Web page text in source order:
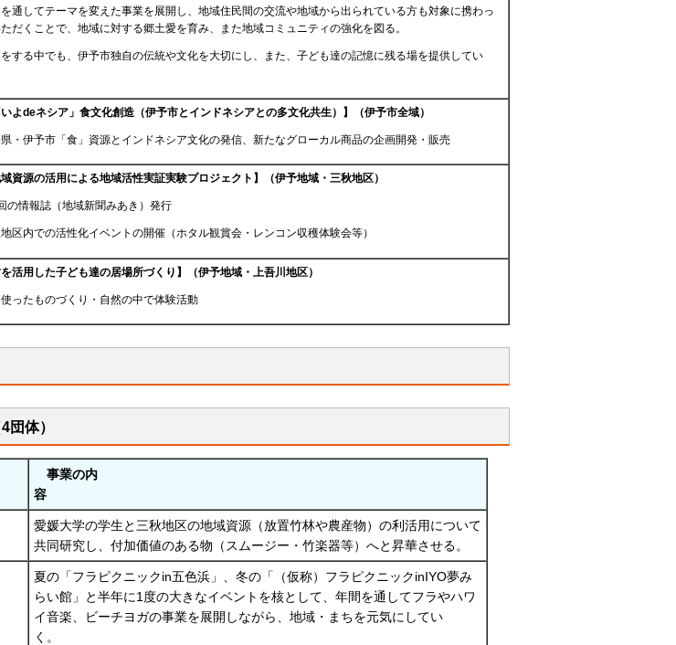
通してテーマを変えた事業を展開し、地域住民間の交流や地域から出られている方も対象に携わっ
だくことで、地域に対する郷土愛を育み、また地域コミュニティの強化を図る。
する中でも、伊予市独自の伝統や文化を大切にし、また、子ども達の記憶に残る場を提供してい
いよdeネシア」食文化創造（伊予市とインドネシアとの多文化共生）】（伊予市全域）
・伊予市「食」資源とインドネシア文化の発信、新たなグローカル商品の企画開発・販売
域資源の活用による地域活性実証実験プロジェクト】（伊予地域・三秋地区）
の情報誌（地域新聞みあき）発行
区内での活性化イベントの開催（ホタル観賞会・レンコン収穫体験会等）
を活用した子ども達の居場所づくり】（伊予地域・上吾川地区）
ったものづくり・自然の中で体験活動
団体）
事業の内
容
愛媛大学の学生と三秋地区の地域資源（放置竹林や農産物）の利活用について
共同研究し、付加価値のある物（スムージー・竹楽器等）へと昇華させる。
夏の「フラピクニックin五色浜」、冬の「（仮称）フラピクニックinIYO夢み
らい館」と半年に1度の大きなイベントを核として、年間を通してフラやハワ
イ音楽、ビーチヨガの事業を展開しながら、地域・まちを元気にしてい
く。